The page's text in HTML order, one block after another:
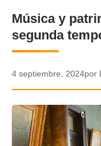
DEPORTES
ENTRETENIMIENTO Y
POLICIAL
AUDIOS
Música y
segunda
4 septiembre, 2024por